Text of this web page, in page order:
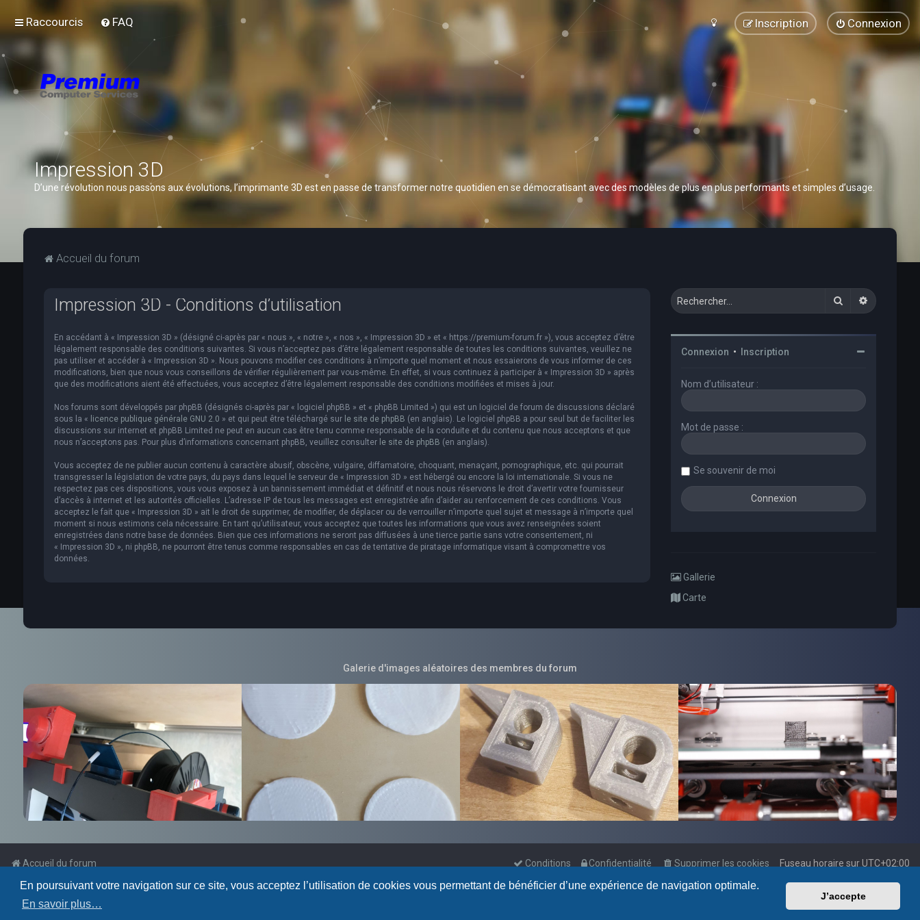
En poursuivant votre navigation sur ce site, vous acceptez l’utilisation de cookies vous permettant de bénéficier d’une expérience de navigation optimale.
En savoir plus…
J’accepte
Raccourcis FAQ Connexion
Inscription
Impression 3D
D’une révolution nous passons aux évolutions, l’imprimante 3D est en passe de transformer notre quotidien en se démocratisant avec des modèles de plus en plus performants et simples d’usage.
Accueil du forum
Impression 3D - Conditions d’utilisation
En accédant à « Impression 3D » (désigné ci-après par « nous », « notre », « nos », « Impression 3D » et « https://premium-forum.fr »), vous acceptez d’être
légalement responsable des conditions suivantes. Si vous n’acceptez pas d’être légalement responsable de toutes les conditions suivantes, veuillez ne
pas utiliser et accéder à « Impression 3D ». Nous pouvons modifier ces conditions à n’importe quel moment et nous essaierons de vous informer de ces
modifications, bien que nous vous conseillons de vérifier régulièrement par vous-même. En effet, si vous continuez à participer à « Impression 3D » après
que des modifications aient été effectuées, vous acceptez d’être légalement responsable des conditions modifiées et mises à jour.
Nos forums sont développés par phpBB (désignés ci-après par « logiciel phpBB » et « phpBB Limited ») qui est un logiciel de forum de discussions déclaré
sous la « licence publique générale GNU 2.0 » et qui peut être téléchargé sur le site de phpBB (en anglais). Le logiciel phpBB a pour seul but de faciliter les
discussions sur internet et phpBB Limited ne peut en aucun cas être tenu comme responsable de la conduite et du contenu que nous acceptons et que
nous n’acceptons pas. Pour plus d’informations concernant phpBB, veuillez consulter le site de phpBB (en anglais).
Vous acceptez de ne publier aucun contenu à caractère abusif, obscène, vulgaire, diffamatoire, choquant, menaçant, pornographique, etc. qui pourrait
transgresser la législation de votre pays, du pays dans lequel le serveur de « Impression 3D » est hébergé ou encore la loi internationale. Si vous ne
respectez pas ces dispositions, vous vous exposez à un bannissement immédiat et définitif et nous nous réservons le droit d’avertir votre fournisseur
d’accès à internet et les autorités officielles. L’adresse IP de tous les messages est enregistrée afin d’aider au renforcement de ces conditions. Vous
acceptez le fait que « Impression 3D » ait le droit de supprimer, de modifier, de déplacer ou de verrouiller n’importe quel sujet et message à n’importe quel
moment si nous estimons cela nécessaire. En tant qu’utilisateur, vous acceptez que toutes les informations que vous avez renseignées soient
enregistrées dans notre base de données. Bien que ces informations ne seront pas diffusées à une tierce partie sans votre consentement, ni
« Impression 3D », ni phpBB, ne pourront être tenus comme responsables en cas de tentative de piratage informatique visant à compromettre vos
données.
Rechercher
Connexion • Inscription
Nom d’utilisateur :
Mot de passe :
Se souvenir de moi
Gallerie
Carte
Galerie d'images aléatoires des membres du forum
Accueil du forum Fuseau horaire surUTC+02:00
Supprimer les cookies
Confidentialité
Conditions
Powered by phpBB
Traduction française officielle